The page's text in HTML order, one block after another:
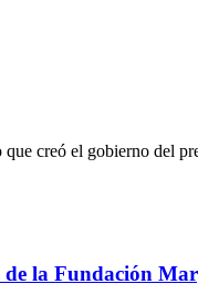
creó el gobierno del
la Fundación